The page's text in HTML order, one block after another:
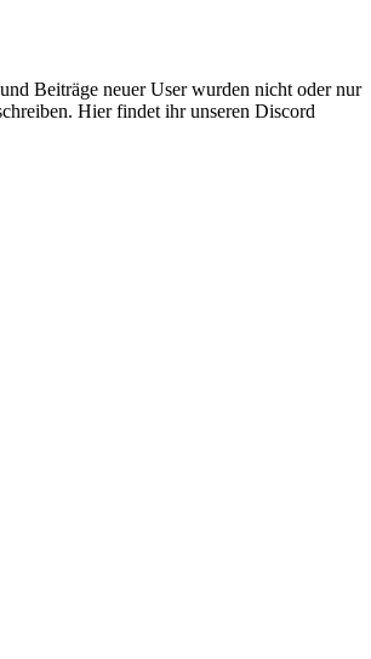
Beiträge neuer User wurden nicht oder nur
Hier findet ihr unseren Discord